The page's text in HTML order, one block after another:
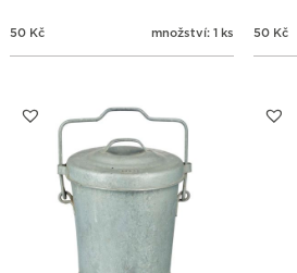
50 Kč množství: 1 ks 50 Kč